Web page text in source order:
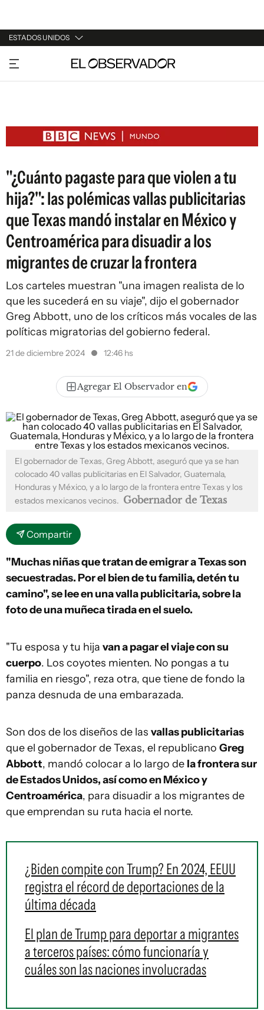
ESTADOS UNIDOS
URUGUAY
ARGENTINA
ESTADOS UNIDOS
"¿Cuánto pagaste para que violen a tu
hija?": las polémicas vallas publicitarias
que Texas mandó instalar en México y
Centroamérica para disuadir a los
migrantes de cruzar la frontera
Los carteles muestran "una imagen realista de lo
que les sucederá en su viaje", dijo el gobernador
Greg Abbott, uno de los críticos más vocales de las
políticas migratorias del gobierno federal.
21 de diciembre 2024 12:46 hs
Agregar El Observador en
El gobernador de Texas, Greg Abbott, aseguró que ya se han
colocado 40 vallas publicitarias en El Salvador, Guatemala,
Honduras y México, y a lo largo de la frontera entre Texas y los
estados mexicanos vecinos. Gobernador de Texas
Compartir
"Muchas niñas que tratan de emigrar a Texas son
secuestradas. Por el bien de tu familia, detén tu
camino", se lee en una valla publicitaria, sobre la
foto de una muñeca tirada en el suelo.
"Tu esposa y tu hija van a pagar el viaje con su
cuerpo. Los coyotes mienten. No pongas a tu
familia en riesgo", reza otra, que tiene de fondo la
panza desnuda de una embarazada.
Son dos de los diseños de las vallas publicitarias
que el gobernador de Texas, el republicano Greg
Abbott, mandó colocar a lo largo de la frontera sur
de Estados Unidos, así como en México y
Centroamérica, para disuadir a los migrantes de
que emprendan su ruta hacia el norte.
¿Biden compite con Trump? En 2024, EEUU
registra el récord de deportaciones de la
última década
El plan de Trump para deportar a migrantes
a terceros países: cómo funcionaría y
cuáles son las naciones involucradas